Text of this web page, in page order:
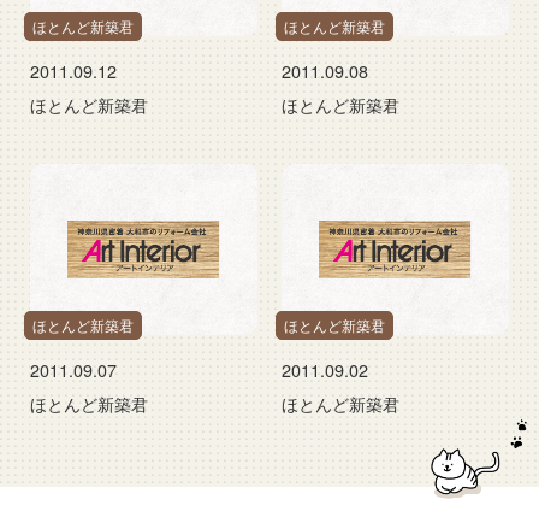
ほとんど新築君
2011.09.12
ほとんど新築君
ほとんど新築君
2011.09.08
ほとんど新築君
ほとんど新築君
2011.09.07
ほとんど新築君
ほとんど新築君
2011.09.02
ほとんど新築君